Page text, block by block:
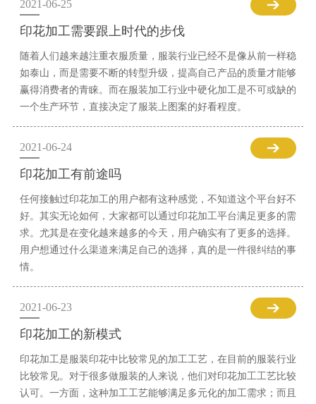
2021-06-25
印花加工需要跟上时代的步伐
随着人们越来越注重衣服质量，服装行业已经不是像从前一样稳
如泰山，而是需要不断的转型升级，提高自己产品的质量才能够
赢得消费者的青睐。而在服装加工行业中硬化加工是不可或缺的
一个生产环节，直接决定了服装上图案的好看程度。
2021-06-24
印花加工有前途吗
任何接触过印花加工的用户都有这种感觉，不知道这个平台好不
好。其实无论如何，大家都可以通过印花加工平台满足更多的需
求。尤其是在变化越来越多的今天，用户确实有了更多的选择。
用户想通过什么渠道来满足自己的选择，真的是一件很纠结的事
情。
2021-06-23
印花加工的新模式
印花加工是服装印花中比较常见的加工工艺，在目前的服装行业
比较常见。对于很多做服装的人来说，他们对印花加工工艺比较
认可。一方面，这种加工工艺能够满足多元化的加工需求；而且